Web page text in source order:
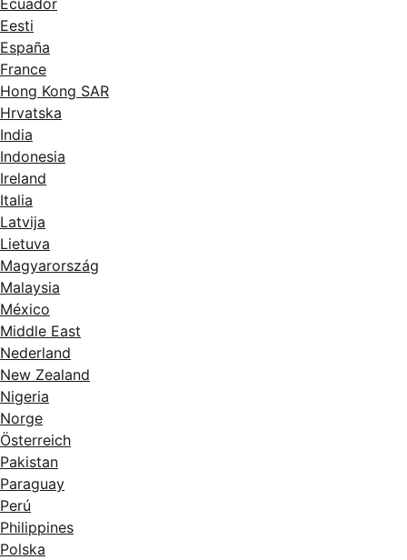
Ecuador
Eesti
España
France
Hong Kong SAR
Hrvatska
India
Indonesia
Ireland
Italia
Latvija
Lietuva
Magyarország
Malaysia
México
Middle East
Nederland
New Zealand
Nigeria
Norge
Österreich
Pakistan
Paraguay
Perú
Philippines
Polska